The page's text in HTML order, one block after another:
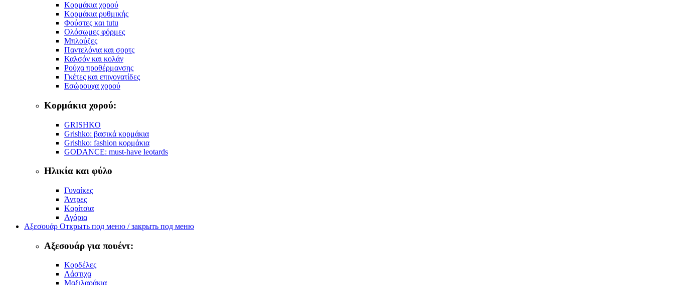
Κορμάκια χορού
Κορμάκια ρυθμικής
Φούστες και tutu
Ολόσωμες φόρμες
Μπλούζες
Παντελόνια και σορτς
Καλσόν και κολάν
Ρούχα προθέρμανσης
Γκέτες και επιγονατίδες
Εσώρουχα χορού
Κορμάκια χορού:
GRISHKO
Grishko: βασικά κορμάκια
Grishko: fashion κορμάκια
GODANCE: must-have leotards
Ηλικία και φύλο
Γυναίκες
Άντρες
Κορίτσια
Αγόρια
Αξεσουάρ Открыть под меню / закрыть под меню
Αξεσουάρ για πουέντ:
Κορδέλες
Λάστιχα
Μαξιλαράκια